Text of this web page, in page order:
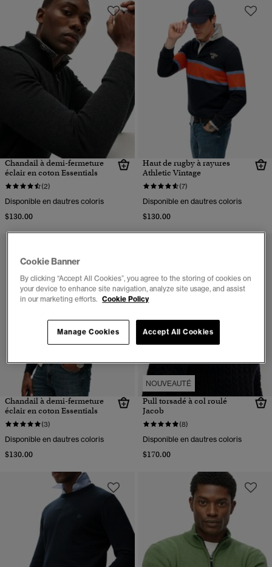
Chandail à demi-fermeture
éclair en coton Essentials
(2)
Disponible en dautres coloris
$130.00
Haut de rugby à rayures
Athletic Vintage
(7)
Disponible en dautres coloris
$130.00
Chandail à demi-fermeture
éclair en coton Essentials
(3)
Disponible en dautres coloris
$130.00
NOUVEAUTÉ
Pull torsadé à col roulé
Jacob
(8)
Disponible en dautres coloris
$170.00
Cookie Banner
By clicking “Accept All Cookies”, you agree to the storing of cookies on
your device to enhance site navigation, analyze site usage, and assist
in our marketing efforts. Cookie Policy
Accept All Cookies
Manage Cookies